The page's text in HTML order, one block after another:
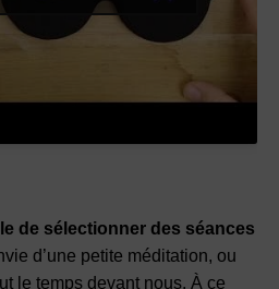
de sélectionner des séances
d’une petite méditation, ou
le temps devant nous. À ce